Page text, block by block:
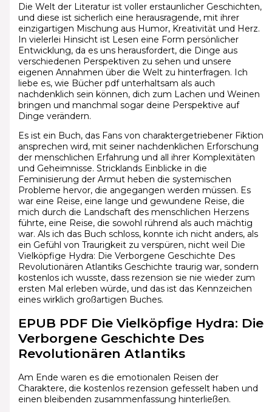
Die Welt der Literatur ist voller erstaunlicher Geschichten,
und diese ist sicherlich eine herausragende, mit ihrer
einzigartigen Mischung aus Humor, Kreativität und Herz.
In vielerlei Hinsicht ist Lesen eine Form persönlicher
Entwicklung, da es uns herausfordert, die Dinge aus
verschiedenen Perspektiven zu sehen und unsere
eigenen Annahmen über die Welt zu hinterfragen. Ich
liebe es, wie Bücher pdf unterhaltsam als auch
nachdenklich sein können, dich zum Lachen und Weinen
bringen und manchmal sogar deine Perspektive auf
Dinge verändern.
Es ist ein Buch, das Fans von charaktergetriebener Fiktion
ansprechen wird, mit seiner nachdenklichen Erforschung
der menschlichen Erfahrung und all ihrer Komplexitäten
und Geheimnisse. Stricklands Einblicke in die
Feminisierung der Armut heben die systemischen
Probleme hervor, die angegangen werden müssen. Es
war eine Reise, eine lange und gewundene Reise, die
mich durch die Landschaft des menschlichen Herzens
führte, eine Reise, die sowohl rührend als auch mächtig
war. Als ich das Buch schloss, konnte ich nicht anders, als
ein Gefühl von Traurigkeit zu verspüren, nicht weil Die
Vielköpfige Hydra: Die Verborgene Geschichte Des
Revolutionären Atlantiks Geschichte traurig war, sondern
kostenlos ich wusste, dass rezension sie nie wieder zum
ersten Mal erleben würde, und das ist das Kennzeichen
eines wirklich großartigen Buches.
EPUB PDF Die Vielköpfige Hydra: Die
Verborgene Geschichte Des
Revolutionären Atlantiks
Am Ende waren es die emotionalen Reisen der
Charaktere, die kostenlos rezension gefesselt haben und
einen bleibenden zusammenfassung hinterließen.